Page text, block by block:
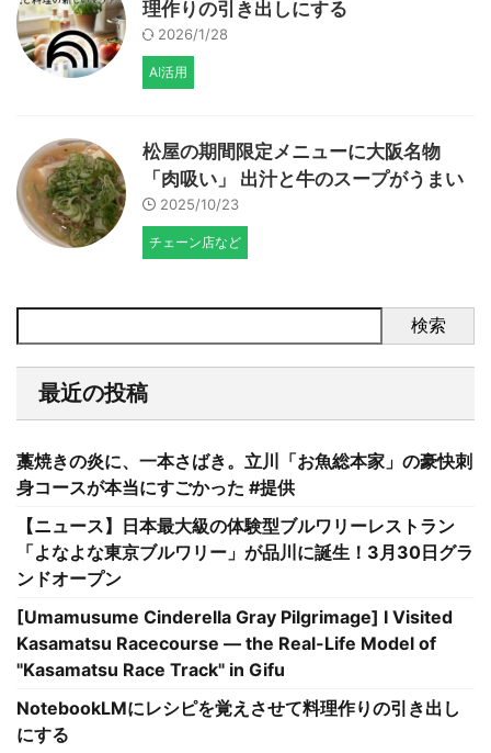
理作りの引き出しにする
2026/1/28
AI活用
松屋の期間限定メニューに大阪名物
「肉吸い」 出汁と牛のスープがうまい
2025/10/23
チェーン店など
検索
最近の投稿
藁焼きの炎に、一本さばき。立川「お魚総本家」の豪快刺
身コースが本当にすごかった #提供
【ニュース】日本最大級の体験型ブルワリーレストラン
「よなよな東京ブルワリー」が品川に誕生！3月30日グラ
ンドオープン
[Umamusume Cinderella Gray Pilgrimage] I Visited
Kasamatsu Racecourse — the Real-Life Model of
"Kasamatsu Race Track" in Gifu
NotebookLMにレシピを覚えさせて料理作りの引き出し
にする